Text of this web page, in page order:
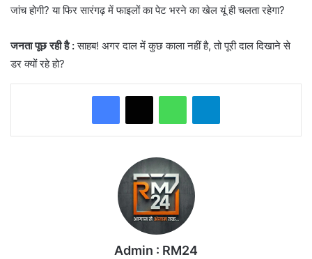
जांच होगी? या फिर सारंगढ़ में फाइलों का पेट भरने का खेल यूं ही चलता रहेगा?
जनता पूछ रही है :साहब! अगर दाल में कुछ काला नहीं है, तो पूरी दाल दिखाने से
डर क्यों रहे हो?
WhatsAppTelegram
Admin : RM24